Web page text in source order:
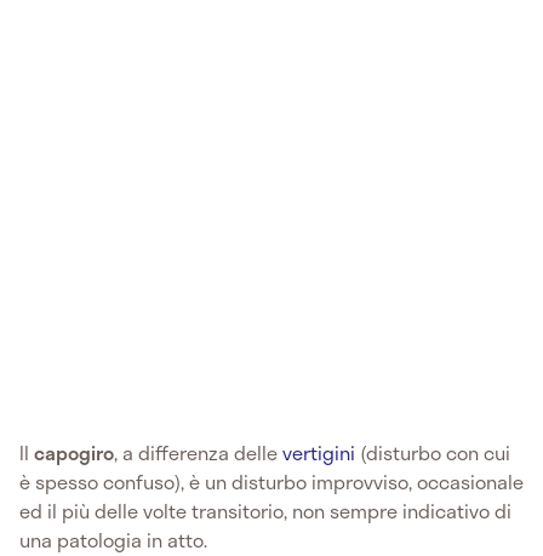
Il capogiro, a differenza dellevertigini (disturbo con cui
è spesso confuso), è un disturbo improvviso, occasionale
ed il più delle volte transitorio, non sempre indicativo di
una patologia in atto.